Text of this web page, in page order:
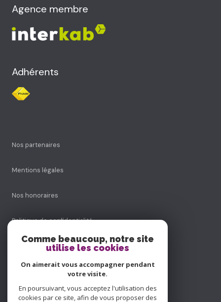
Agence membre
Adhérents
Nos partenaires
Mentions légales
Nos honoraires
Politique de confidentialité
Cookies
Comme beaucoup, notre site
utilise les cookies
On aimerait vous accompagner pendant
votre visite.
En poursuivant, vous acceptez l'utilisation des
cookies par ce site, afin de vous proposer des